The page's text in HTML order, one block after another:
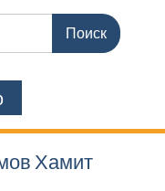
Хамит